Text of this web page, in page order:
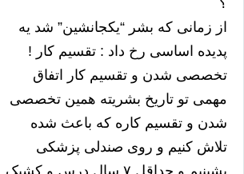
؟
از زمانی که بشر “یکجانشین” شد یه
پدیده اساسی رخ داد : تقسیم کار !
تخصصی شدن و تقسیم کار اتفاق
مهمی تو تاریخ بشریته همین تخصصی
شدن و تقسیم کاره که باعث شده
تلاش کنیم و روی صندلی پزشکی
بشینیم و حداقل ۷ سال درس و کشیک